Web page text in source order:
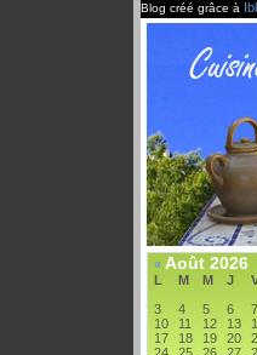
Blog créé grâce à
« Août 2026
L M M J
3
4 5 6 7
10
11 12 13
17
18 19 20